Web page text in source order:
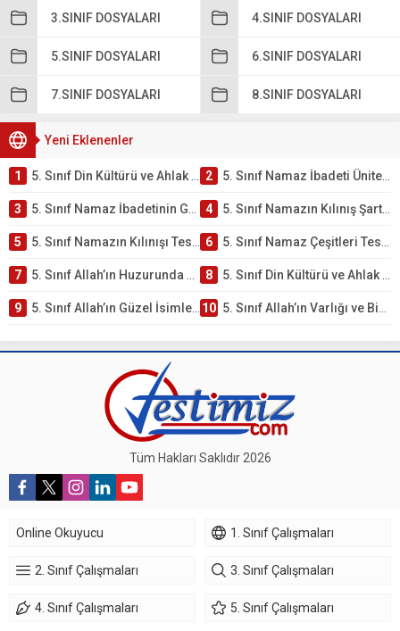
3.SINIF DOSYALARI 4.SINIF DOSYALARI
5.SINIF DOSYALARI 6.SINIF DOSYALARI
7.SINIF DOSYALARI 8.SINIF DOSYALARI
Yeni Eklenenler
1 5. Sınıf Din Kültürü ve Ahlak Bilgisi 2. Ünite: Namaz İbadeti Çalışmaları 2 5. Sınıf Namaz İbadeti Ünite Testi – Online Çöz
3 5. Sınıf Namaz İbadetinin Getirdiği Faydalar Testi 4 5. Sınıf Namazın Kılınış Şartları Testi
5 5. Sınıf Namazın Kılınışı Testi – Online Çöz 6 5. Sınıf Namaz Çeşitleri Testi – Online Çöz
7 5. Sınıf Allah’ın Huzurunda Olmak – Namaz İbadeti Testi 8 5. Sınıf Din Kültürü ve Ahlak Bilgisi 1. Ünite: Allah İnancı Çalışmaları
9 5. Sınıf Allah’ın Güzel İsimleri Testi – Online Çöz 10 5. Sınıf Allah’ın Varlığı ve Birliği Testi – Online Çöz
Tüm Hakları Saklıdır 2026
Online Okuyucu 1. Sınıf Çalışmaları
2. Sınıf Çalışmaları 3. Sınıf Çalışmaları
4. Sınıf Çalışmaları 5. Sınıf Çalışmaları